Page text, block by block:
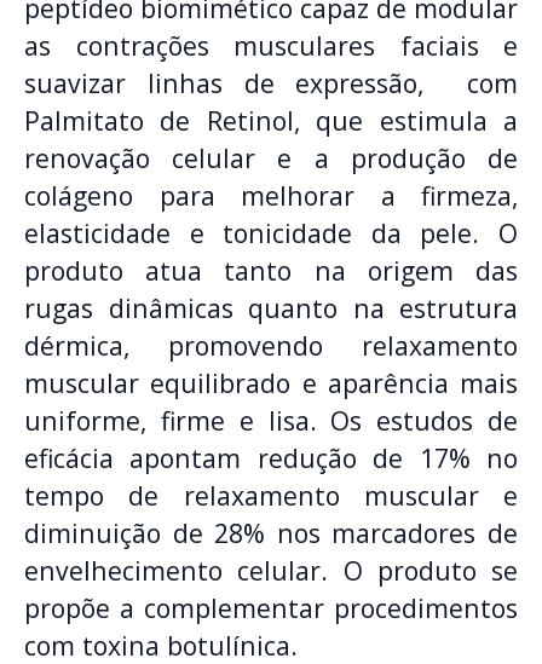
peptídeo biomimético capaz de modular
as contrações musculares faciais e
suavizar linhas de expressão, com
Palmitato de Retinol, que estimula a
renovação celular e a produção de
colágeno para melhorar a firmeza,
elasticidade e tonicidade da pele. O
produto atua tanto na origem das
rugas dinâmicas quanto na estrutura
dérmica, promovendo relaxamento
muscular equilibrado e aparência mais
uniforme, firme e lisa. Os estudos de
eficácia apontam redução de 17% no
tempo de relaxamento muscular e
diminuição de 28% nos marcadores de
envelhecimento celular. O produto se
propõe a complementar procedimentos
com toxina botulínica.